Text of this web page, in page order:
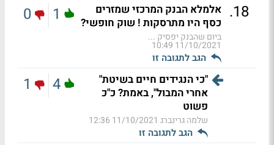
18
. אלמלא הבנק המרכזי שמזרים
כסף היו מתרסקות ! שוק חופשי?
ביום שהבנק יפסיק ...
11/10/2021 10:49
הגב לתגובה זו
1
0
"כי הנגידים חיים בשיטת"
אחרי המבול", באמת? כ"כ
פשוט
שלמה גרינברג 11/10/2021 12:36
הגב לתגובה זו
4
1